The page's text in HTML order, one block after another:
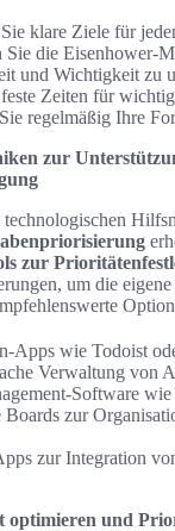
klare Ziele für
Sie die Eisenhower-
und Wichtigkeit zu
Zeiten für
regelmäßig Ihre
zur
zur
um die
Apps wie Todoist
Verwaltung von
Software
Boards zur
zur Integration
optimieren und